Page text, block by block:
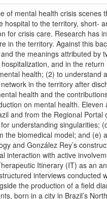
mental health crisis scenes
to the territory, short-
for crisis care. Research has
in the territory. Against this
the meanings attributed by
and in the
health; (2) to
in the territory after
health and the
on mental health.
and from the Regional
understanding singularities;
biomedical model; and
and González Rey’s
with active
Itinerary (IT) as an
interviews conducted
the production of a field
born in a city in Brazil’s